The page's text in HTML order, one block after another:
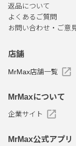
返品について
よくあるご質問
お問い合わせ・ご意
店舗
MrMax店舗一覧
MrMaxについて
企業サイト
MrMax公式アプリ